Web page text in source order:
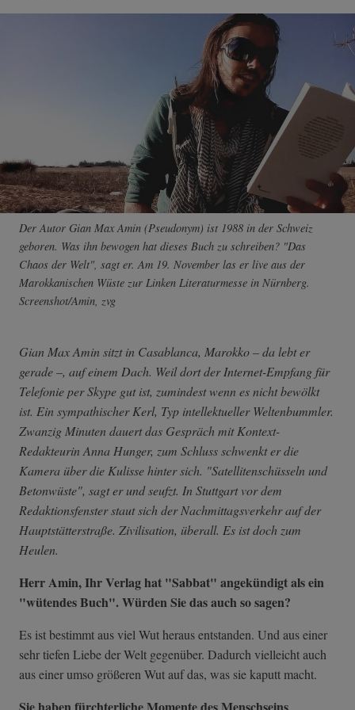
Der Autor Gian Max Amin (Pseudonym) ist 1988 in der Schweiz
geboren. Was ihn bewogen hat dieses Buch zu schreiben? "Das
Chaos der Welt", sagt er. Am 19. November las er live aus der
Marokkanischen Wüste zur Linken Literaturmesse in Nürnberg.
Screenshot/Amin, zvg
Gian Max Amin sitzt in Casablanca, Marokko – da lebt er
gerade –, auf einem Dach. Weil dort der Internet-Empfang für
Telefonie per Skype gut ist, zumindest wenn es nicht bewölkt
ist. Ein sympathischer Kerl, Typ intellektueller Weltenbummler.
Zwanzig Minuten dauert das Gespräch mit Kontext-
Redakteurin Anna Hunger, zum Schluss schwenkt er die
Kamera über die Kulisse hinter sich. "Satellitenschüsseln und
Betonwüste", sagt er und seufzt. In Stuttgart vor dem
Redaktionsfenster staut sich der Nachmittagsverkehr auf der
Hauptstätterstraße. Zivilisation, überall. Es ist doch zum
Heulen.
Herr Amin, Ihr Verlag hat "Sabbat" angekündigt als ein
"wütendes Buch". Würden Sie das auch so sagen?
Es ist bestimmt aus viel Wut heraus entstanden. Und aus einer
sehr tiefen Liebe der Welt gegenüber. Dadurch vielleicht auch
aus einer umso größeren Wut auf das, was sie kaputt macht.